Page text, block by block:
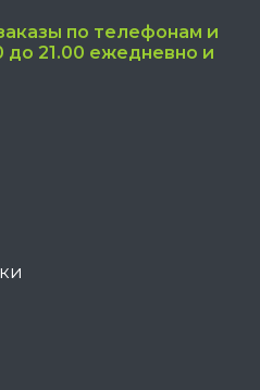
по телефонам и
до 21.00 ежедневно и